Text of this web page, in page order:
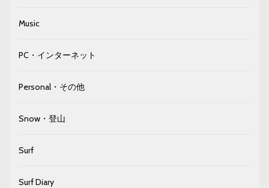
Music
PC・インターネット
Personal・その他
Snow・登山
Surf
Surf Diary